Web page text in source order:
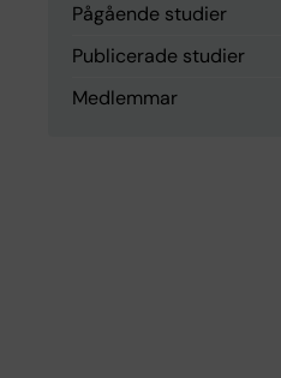
Pågående studier
Publicerade studier
Medlemmar